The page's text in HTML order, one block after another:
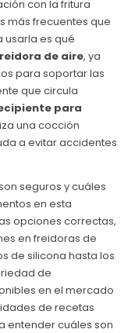
con la fritura
más frecuentes que
usarla es qué
de aire, ya
para soportar las
que circula
para
una cocción
a evitar accidentes
seguros y cuáles
en esta
opciones correctas,
en freidoras de
de silicona hasta los
de
en el mercado
de recetas
entender cuáles son